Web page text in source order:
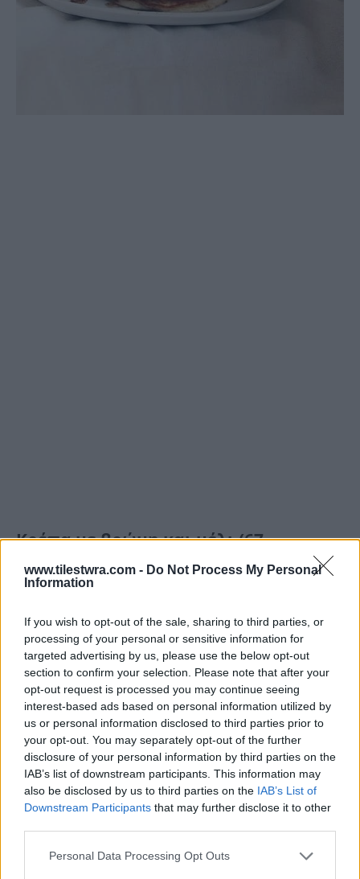
www.tilestwra.com - Do Not Process My Personal
Information
If you wish to opt-out of the sale, sharing to third parties, or
processing of your personal or sensitive information for
targeted advertising by us, please use the below opt-out
section to confirm your selection. Please note that after your
opt-out request is processed you may continue seeing
interest-based ads based on personal information utilized by
us or personal information disclosed to third parties prior to
your opt-out. You may separately opt-out of the further
disclosure of your personal information by third parties on the
IAB’s list of downstream participants. This information may
also be disclosed by us to third parties on the IAB’s List of
Downstream Participants that may further disclose it to other
Personal Data Processing Opt Outs
Kρέπα με βρώμη και μέλι (67
θερμίδες)
χτυπημένο με 1 κουτ. της σούπας βρώμη και
σερβίρουμε με 1 κουτ. του γλυκού μέλι.